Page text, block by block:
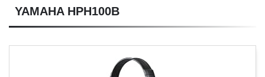
YAMAHA HPH100B